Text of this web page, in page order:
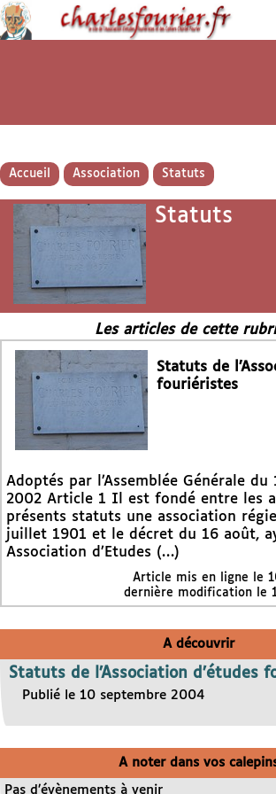
Accueil Association Statuts
Statuts
Les articles de cette
Statuts de
fouriéristes
Adoptés par l’Assemblée Générale du
2002 Article 1 Il est fondé entre les
présents statuts une association
juillet 1901 et le décret du 16 août,
Association d’Etudes (…)
Article mis en ligne le
dernière modification le
A découvrir
Statuts de l’Association d’études
Publié le 10 septembre 2004
A noter dans vos
Pas d’évènements à venir